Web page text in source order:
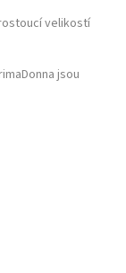
velikostí
jsou